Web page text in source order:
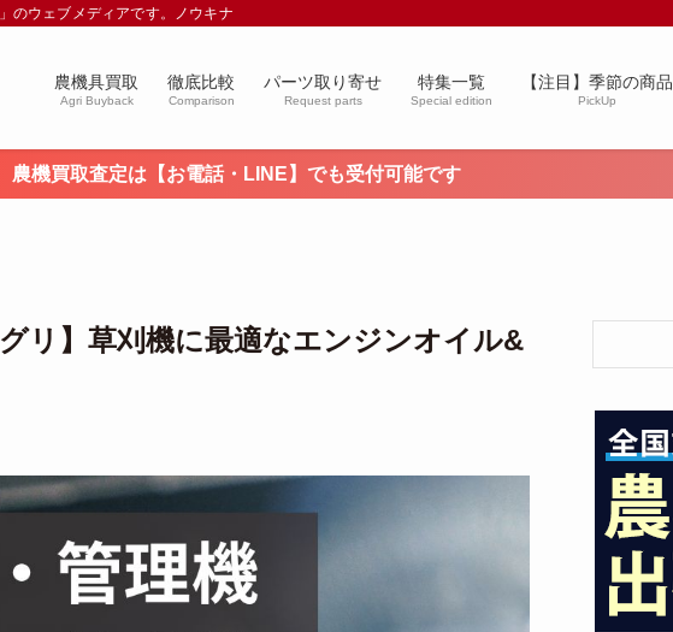
ウェブメディアです。ノウキナビブログを通じて農業や農業機械に関する情報を配信中です！
農機具買取
Agri Buyback
徹底比較
Comparison
パーツ取り寄せ
Request parts
特集一覧
Special edition
【注目】季節の商品
PickUp
農機買取査定は【お電話・LINE】でも受付可能です
リ】草刈機に最適なエンジンオイル&